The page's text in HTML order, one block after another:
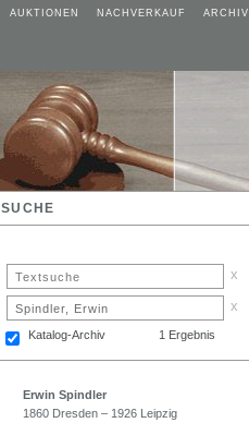
AUKTIONEN NACHVERKAUF ARCHIV
SUCHE
x
x
Katalog-Archiv 1 Ergebnis
Erwin Spindler
1860 Dresden – 1926 Leipzig